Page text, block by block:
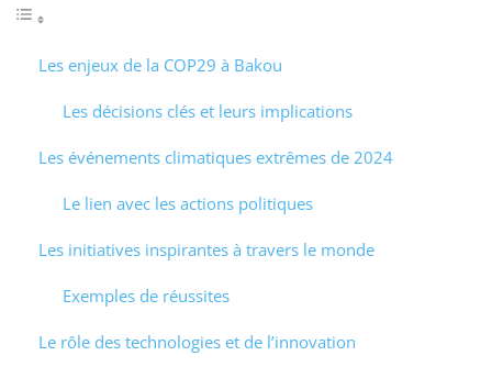
Les enjeux de la COP29 à Bakou
Les décisions clés et leurs implications
Les événements climatiques extrêmes de 2024
Le lien avec les actions politiques
Les initiatives inspirantes à travers le monde
Exemples de réussites
Le rôle des technologies et de l’innovation